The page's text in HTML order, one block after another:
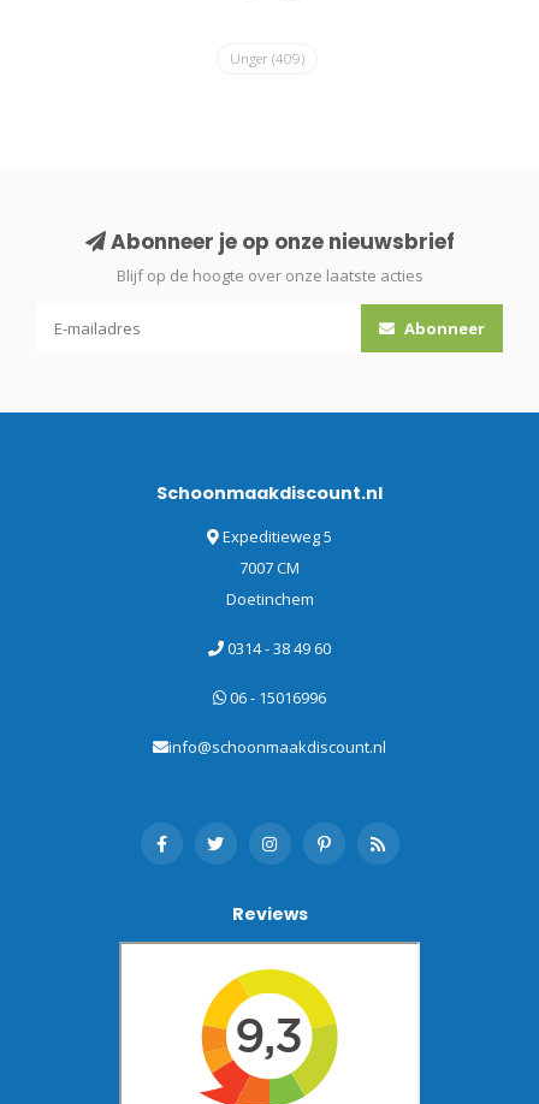
Unger (409)
Abonneer je op onze nieuwsbrief
Blijf op de hoogte over onze laatste acties
Abonneer
Schoonmaakdiscount.nl
Expeditieweg 5
7007 CM
Doetinchem
0314 - 38 49 60
06 - 15016996
info@schoonmaakdiscount.nl
Reviews